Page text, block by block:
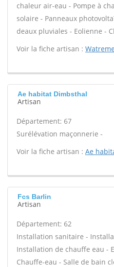
chaleur air-eau - Pompe à
solaire - Panneaux
deaux pluviales - Eolienne -
Voir la fiche artisan :
Ae habitat Dimbsthal
Artisan
Département: 67
Surélévation maçonnerie -
Voir la fiche artisan : Ae
Fcs Barlin
Artisan
Département: 62
Installation sanitaire -
Installation de chauffe eau -
Chauffe-eau - Salle de bain